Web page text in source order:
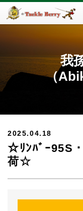
我
（
2025.04.18
☆ﾘﾝﾊﾞｰ95S
荷☆